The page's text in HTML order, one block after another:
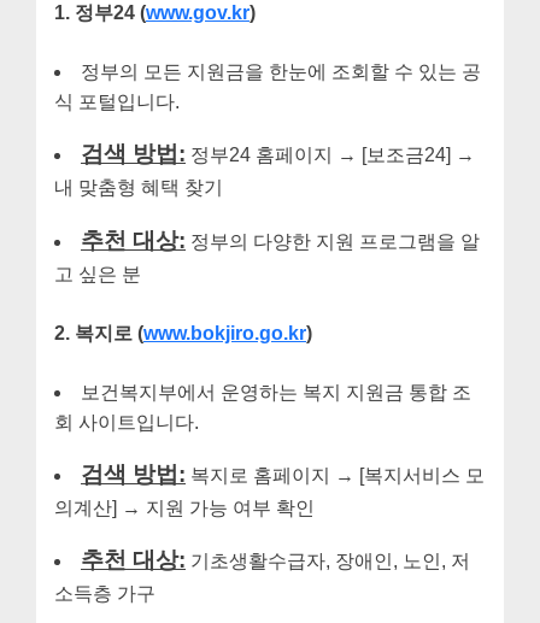
1. 정부24 (www.gov.kr)
정부의 모든 지원금을 한눈에 조회할 수 있는 공
식 포털입니다.
검색 방법: 정부24 홈페이지 → [보조금24] →
내 맞춤형 혜택 찾기
추천 대상: 정부의 다양한 지원 프로그램을 알
고 싶은 분
2. 복지로 (www.bokjiro.go.kr)
보건복지부에서 운영하는 복지 지원금 통합 조
회 사이트입니다.
검색 방법: 복지로 홈페이지 → [복지서비스 모
의계산] → 지원 가능 여부 확인
추천 대상: 기초생활수급자, 장애인, 노인, 저
소득층 가구